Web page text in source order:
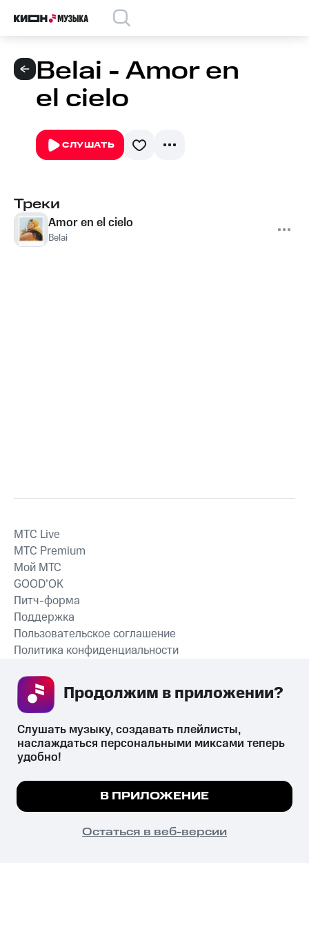
Belai - Amor en
el cielo
СЛУШАТЬ
Треки
Amor en el cielo
Belai
СКАЧАТЬ ПРИЛОЖЕНИЕ
MTС Live
MTС Premium
Мой МТС
GOOD’OK
Питч-форма
Поддержка
Пользовательское соглашение
Политика конфиденциальности
психотропных веществ, их аналогов причиняет вред здоровью,
их незаконный оборот запрещён и влечёт установленную
законодательством ответственность.
© 2026 ООО «КИОН».
Все права защищены
Мы используем куки, чтобы на сайте все
Подробнее
ПОНЯТНО
Слушать музыку, создавать плейлисты,
наслаждаться персональными миксами теперь
удобно!
В ПРИЛОЖЕНИЕ
Остаться в веб-версии